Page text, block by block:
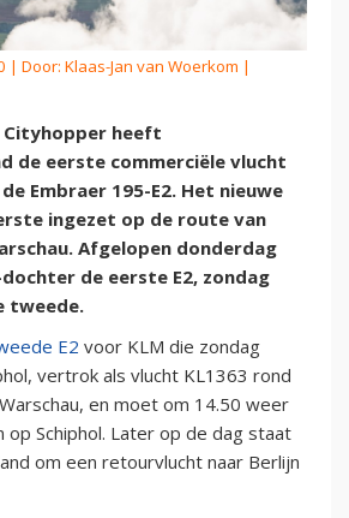
| Door: Klaas-Jan van Woerkom |
Cityhopper heeft
de eerste commerciële vlucht
Embraer 195-E2. Het nieuwe
ingezet op de route van
Afgelopen donderdag
de eerste E2, zondag
tweede.
E2 voor KLM die zondag
vertrok als vlucht KL1363 rond
en moet om 14.50 weer
op Schiphol. Later op de dag staat
om een retourvlucht naar Berlijn